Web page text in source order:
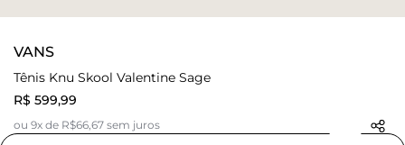
VANS
Tênis Knu Skool Valentine Sage
R$ 599,99
ou 9x de R$66,67 sem juros